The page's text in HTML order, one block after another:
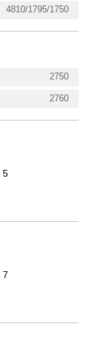
4810/1795/1750
2750
2760
5
7